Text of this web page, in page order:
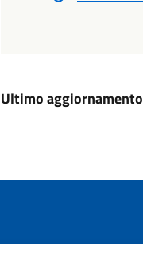
Ultimo aggiornamento